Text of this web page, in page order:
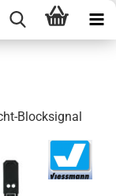
Blocksignal